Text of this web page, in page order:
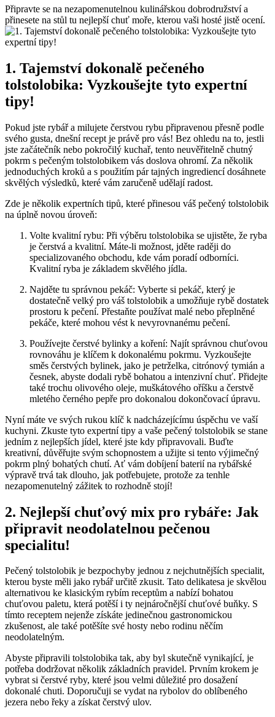
Připravte se na nezapomenutelnou kulinářskou dobrodružství a
přinesete na stůl tu nejlepší chuť moře, kterou vaši hosté jistě ocení.
1. Tajemství dokonalě pečeného
tolstolobika: Vyzkoušejte tyto expertní
tipy!
Pokud jste rybář a milujete čerstvou rybu připravenou přesně podle
svého gusta, dnešní recept je právě pro vás! Bez ohledu na to, jestli
jste začátečník nebo pokročilý kuchař, tento neuvěřitelně chutný
pokrm s pečeným tolstolobikem vás doslova ohromí. Za několik
jednoduchých kroků a s použitím pár tajných ingrediencí dosáhnete
skvělých výsledků, které vám zaručeně udělají radost.
Zde je několik expertních tipů, které přinesou váš pečený tolstolobik
na úplně novou úroveň:
Volte kvalitní rybu: Při výběru tolstolobika se ujistěte, že ryba
je čerstvá a kvalitní. Máte-li možnost, jděte raději do
specializovaného obchodu, kde vám poradí odborníci.
Kvalitní ryba je základem skvělého jídla.
Najděte tu správnou pekáč: Vyberte si pekáč, který je
dostatečně velký pro váš tolstolobik a umožňuje rybě dostatek
prostoru k pečení. Přestaňte používat malé nebo přeplněné
pekáče, které mohou vést k nevyrovnanému pečení.
Používejte čerstvé bylinky a koření: Najít správnou chuťovou
rovnováhu je klíčem k dokonalému pokrmu. Vyzkoušejte
směs čerstvých bylinek, jako je petrželka, citrónový tymián a
česnek, abyste dodali rybě bohatou a intenzivní chuť. Přidejte
také trochu olivového oleje, muškátového oříšku a čerstvě
mletého černého pepře pro dokonalou dokončovací úpravu.
Nyní máte ve svých rukou klíč k nadcházejícímu úspěchu ve vaší
kuchyni. Zkuste tyto expertní tipy a vaše pečený tolstolobik se stane
jedním z nejlepších jídel, které jste kdy připravovali. Buďte
kreativní, důvěřujte svým schopnostem a užijte si tento výjimečný
pokrm plný bohatých chutí. Ať vám dobíjení baterií na rybářské
výpravě trvá tak dlouho, jak potřebujete, protože za tenhle
nezapomenutelný zážitek to rozhodně stojí!
2. Nejlepší chuťový mix pro rybáře: Jak
připravit neodolatelnou pečenou
specialitu!
Pečený tolstolobik je bezpochyby jednou z nejchutnějších specialit,
kterou byste měli jako rybář určitě zkusit. Tato delikatesa je skvělou
alternativou ke klasickým rybím receptům a nabízí bohatou
chuťovou paletu, která potěší i ty nejnáročnější chuťové buňky. S
tímto receptem nejenže získáte jedinečnou gastronomickou
zkušenost, ale také potěšíte své hosty nebo rodinu něčím
neodolatelným.
Abyste připravili tolstolobika tak, aby byl skutečně vynikající, je
potřeba dodržovat několik základních pravidel. Prvním krokem je
vybrat si čerstvé ryby, které jsou velmi důležité pro dosažení
dokonalé chuti. Doporučuji se vydat na rybolov do oblíbeného
jezera nebo řeky a získat čerstvý ulov.